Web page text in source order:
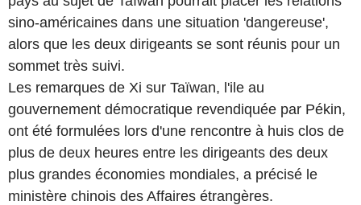
sino-américaines dans une situation 'dangereuse',
alors que les deux dirigeants se sont réunis pour un
sommet très suivi.
Les remarques de Xi sur Taïwan, l'ile au
gouvernement démocratique revendiquée par Pékin,
ont été formulées lors d'une rencontre à huis clos de
plus de deux heures entre les dirigeants des deux
plus grandes économies mondiales, a précisé le
ministère chinois des Affaires étrangères.